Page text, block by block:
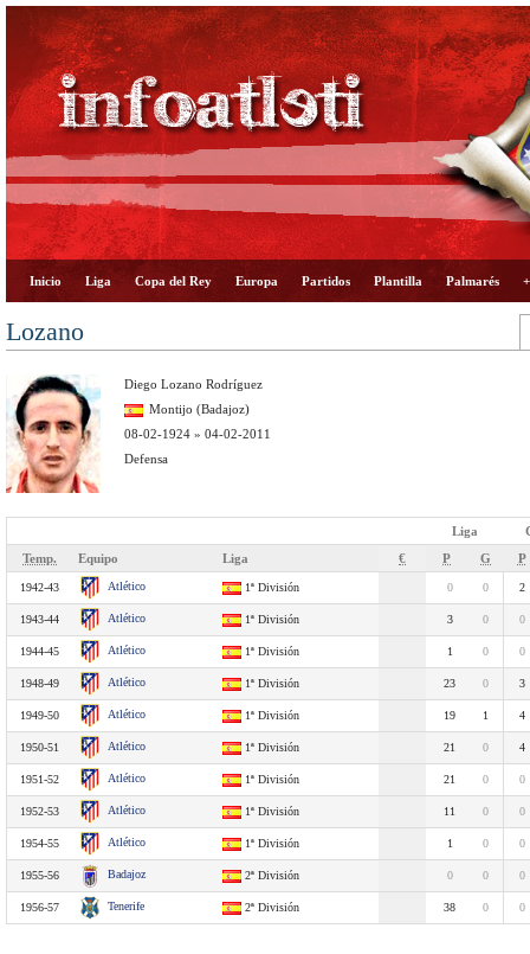
Inicio Liga Copa del Rey Europa Partidos Plantilla Palmarés
Lozano
Diego Lozano Rodríguez
Montijo (Badajoz)
08-02-1924 » 04-02-2011
Defensa
Liga
Temp.
Equipo Liga € P G P
1942-43 Atlético 1ª División 0 0 2
1943-44 Atlético 1ª División 3 0 0
1944-45 Atlético 1ª División 1 0 0
1948-49 Atlético 1ª División 23 0 3
1949-50 Atlético 1ª División 19 1 4
1950-51 Atlético 1ª División 21 0 4
1951-52 Atlético 1ª División 21 0 0
1952-53 Atlético 1ª División 11 0 0
1954-55 Atlético 1ª División 1 0 0
1955-56 Badajoz 2ª División 0 0 0
1956-57 Tenerife 2ª División 38 0 0